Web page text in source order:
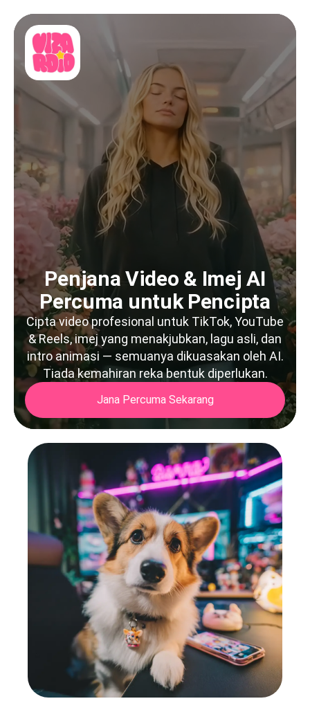
Penjana Video & Imej AI
Percuma untuk Pencipta
Cipta video profesional untuk TikTok, YouTube
& Reels, imej yang menakjubkan, lagu asli, dan
intro animasi — semuanya dikuasakan oleh AI.
Tiada kemahiran reka bentuk diperlukan.
Jana Percuma Sekarang